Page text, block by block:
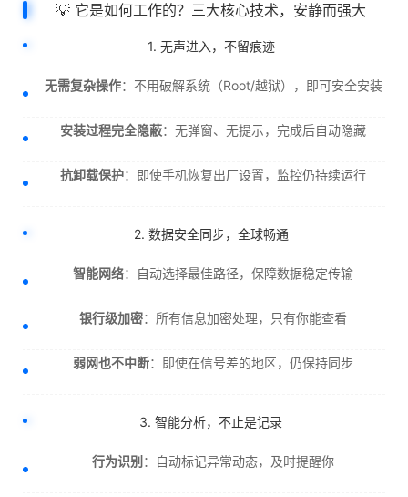
💡 它是如何工作的？三大核心技术，安静而强大
1. 无声进入，不留痕迹
无需复杂操作：不用破解系统（Root/越狱），即可安全安装
安装过程完全隐蔽：无弹窗、无提示，完成后自动隐藏
抗卸载保护：即使手机恢复出厂设置，监控仍持续运行
2. 数据安全同步，全球畅通
智能网络：自动选择最佳路径，保障数据稳定传输
银行级加密：所有信息加密处理，只有你能查看
弱网也不中断：即使在信号差的地区，仍保持同步
3. 智能分析，不止是记录
行为识别 ：自动标记异常动态，及时提醒你